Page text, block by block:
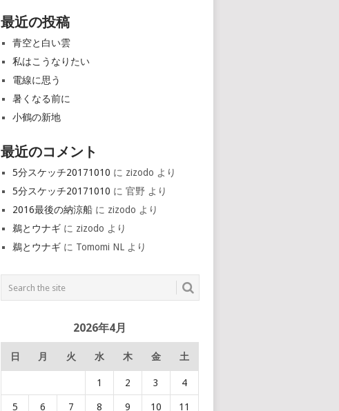
最近の投稿
青空と白い雲
私はこうなりたい
電線に思う
暑くなる前に
小鶴の新地
最近のコメント
5分スケッチ20171010 に zizodo より
5分スケッチ20171010 に官野 より
2016最後の納涼船 に zizodo より
鵜とウナギ に zizodo より
鵜とウナギ に Tomomi NL より
2026年4月
日 月 火 水 木 金 土
1 2 3 4
5 6 7 8 9 10 11